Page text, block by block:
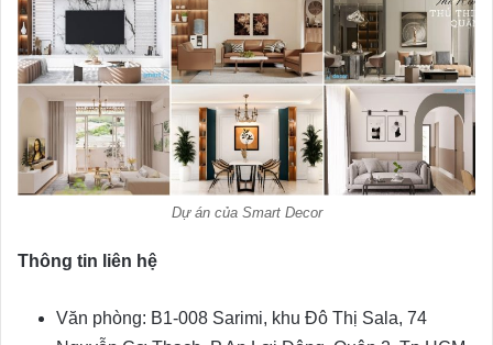
Dự án của Smart Decor
Thông tin liên hệ
Văn phòng: B1-008 Sarimi, khu Đô Thị Sala, 74